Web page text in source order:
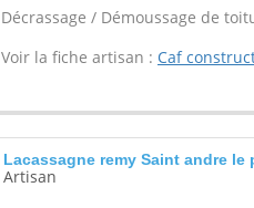
Décrassage / Démoussage de
Voir la fiche artisan : Caf
Lacassagne remy Saint andre le
Artisan